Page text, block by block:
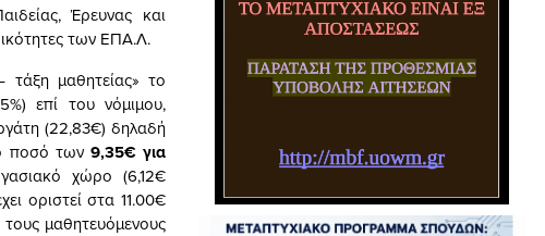
Έρευνας και
των ΕΠΑ.Λ.
μαθητείας» το
επί του νόμιμου,
(22,83€) δηλαδή
ποσό των 9,35€ για
χώρο (6,12€
οριστεί στα 11.00€
μαθητευόμενους